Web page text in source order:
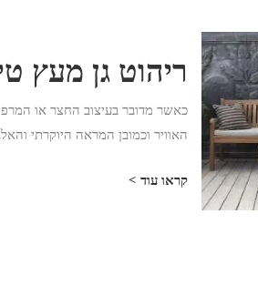
ריהוט גן מעץ
כאשר מדובר בעיצוב החצר או
האוויר וכמובן המראה היוקרתי
קראו עוד >